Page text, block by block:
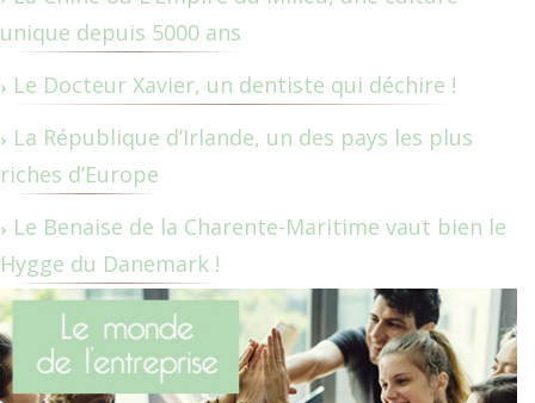
unique depuis 5000 ans
Le Docteur Xavier, un dentiste qui déchire !
La République d’Irlande, un des pays les plus
riches d’Europe
Le Benaise de la Charente-Maritime vaut bien le
Hygge du Danemark !